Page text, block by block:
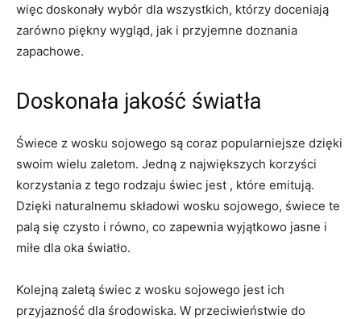
‍więc⁤ doskonały wybór dla wszystkich, którzy‌ doceniają
zarówno⁢ piękny wygląd, jak ⁤i przyjemne ​doznania‍
zapachowe.
Doskonała jakość światła
Świece⁤ z wosku sojowego⁢ są coraz​ popularniejsze dzięki
swoim ⁤wielu zaletom. Jedną‍ z największych korzyści
⁢korzystania z tego ⁢rodzaju świec jest , które emitują.
Dzięki naturalnemu‍ składowi wosku sojowego, świece‍ te
palą się czysto‍ i równo, co⁤ zapewnia wyjątkowo jasne⁤ i
miłe⁢ dla oka światło.
Kolejną ​zaletą⁤ świec z​ wosku sojowego jest ich
przyjazność dla środowiska. ​W przeciwieństwie do